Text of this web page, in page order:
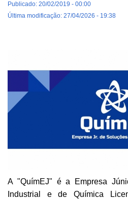
Publicado: 20/02/2019 - 00:00
Última modificação: 27/04/2026 - 19:38
A "QuímEJ" é a Empresa
Industrial e de Química